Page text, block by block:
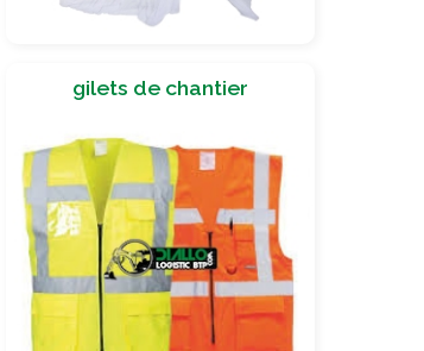
gilets de chantier